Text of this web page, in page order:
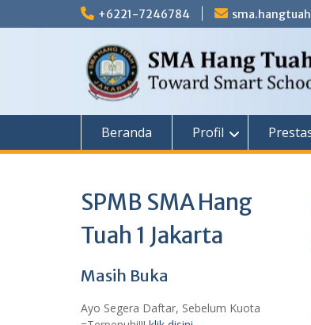
to
+6221-7246784
Beranda Profil
SPMB SMA Hang
Tuah 1 Jakarta
Masih Buka
Ayo Segera Daftar, Sebelum Kuota